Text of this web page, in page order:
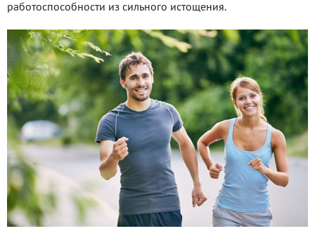
работоспособности из сильного истощения.